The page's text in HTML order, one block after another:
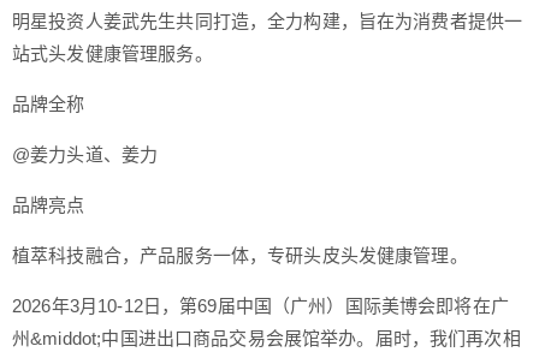
明星投资人姜武先生共同打造，全力构建，旨在为消费者提供一
站式头发健康管理服务。
品牌全称
@姜力头道、姜力
品牌亮点
植萃科技融合，产品服务一体，专研头皮头发健康管理。
2026年3月10-12日，第69届中国（广州）国际美博会即将在广
州&middot;中国进出口商品交易会展馆举办。届时，我们再次相